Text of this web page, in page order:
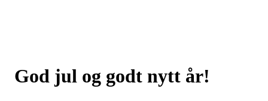
God jul og godt nytt år!